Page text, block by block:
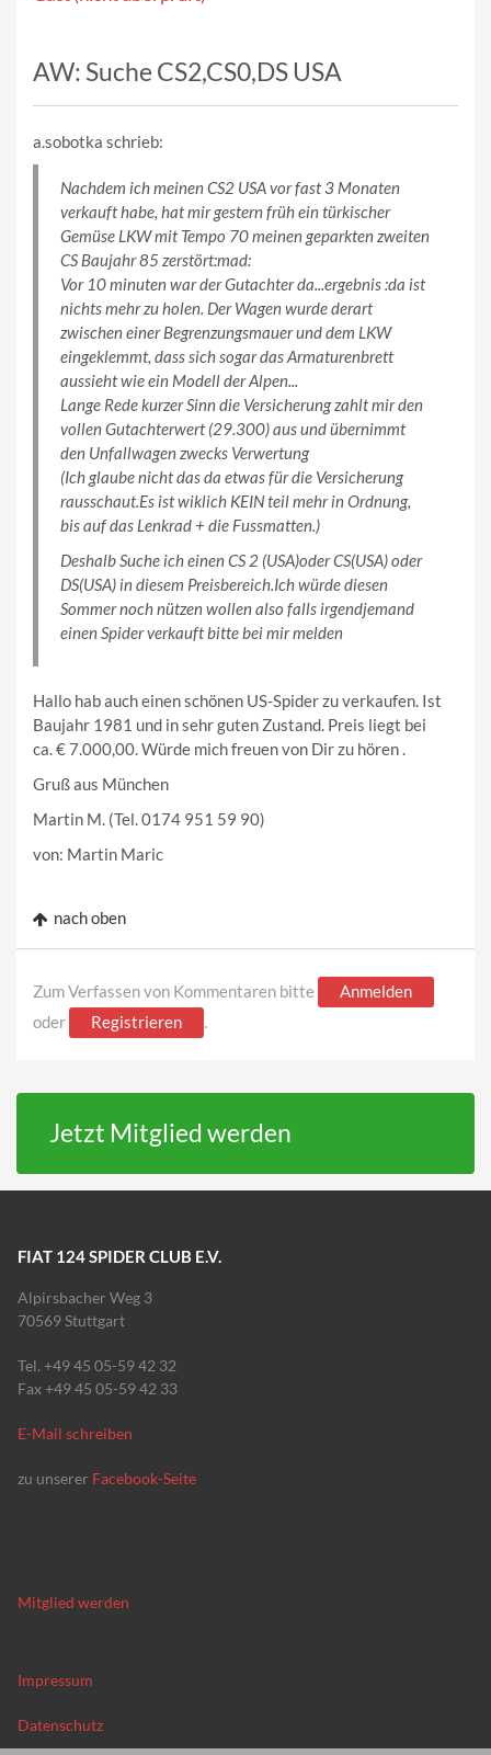
AW: Suche CS2,CS0,DS USA
a.sobotka schrieb:
Nachdem ich meinen CS2 USA vor fast 3 Monaten
verkauft habe, hat mir gestern früh ein türkischer
Gemüse LKW mit Tempo 70 meinen geparkten zweiten
CS Baujahr 85 zerstört:mad:
Vor 10 minuten war der Gutachter da...ergebnis :da ist
nichts mehr zu holen. Der Wagen wurde derart
zwischen einer Begrenzungsmauer und dem LKW
eingeklemmt, dass sich sogar das Armaturenbrett
aussieht wie ein Modell der Alpen...
Lange Rede kurzer Sinn die Versicherung zahlt mir den
vollen Gutachterwert (29.300) aus und übernimmt
den Unfallwagen zwecks Verwertung
(Ich glaube nicht das da etwas für die Versicherung
rausschaut.Es ist wiklich KEIN teil mehr in Ordnung,
bis auf das Lenkrad + die Fussmatten.)
Deshalb Suche ich einen CS 2 (USA)oder CS(USA) oder
DS(USA) in diesem Preisbereich.Ich würde diesen
Sommer noch nützen wollen also falls irgendjemand
einen Spider verkauft bitte bei mir melden
Hallo hab auch einen schönen US-Spider zu verkaufen. Ist
Baujahr 1981 und in sehr guten Zustand. Preis liegt bei
ca. € 7.000,00. Würde mich freuen von Dir zu hören .
Gruß aus München
Martin M. (Tel. 0174 951 59 90)
von: Martin Maric
nach oben
Zum Verfassen von Kommentaren bitte
Anmelden
oder
Registrieren .
Jetzt Mitglied werden
FIAT 124 SPIDER CLUB E.V.
Alpirsbacher Weg 3
70569 Stuttgart
Tel. +49 45 05-59 42 32
Fax +49 45 05-59 42 33
E-Mail schreiben
zu unserer Facebook-Seite
Mitglied werden
Impressum
Datenschutz